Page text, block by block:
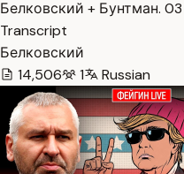
Белковский + Бунтман.
Transcript
Белковский
14,506
1 Russian